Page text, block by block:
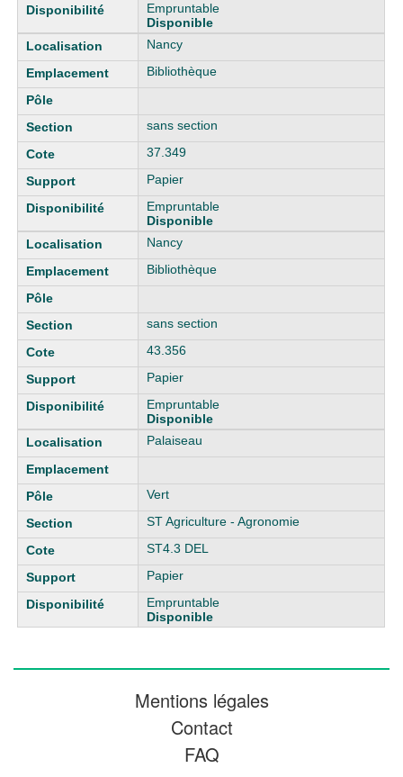
Empruntable
Disponible
Nancy
Bibliothèque
sans section
37.349
Papier
Empruntable
Disponible
Nancy
Bibliothèque
sans section
43.356
Papier
Empruntable
Disponible
Palaiseau
Vert
ST Agriculture - Agronomie
ST4.3 DEL
Papier
Empruntable
Disponible
Mentions légales
Contact
FAQ